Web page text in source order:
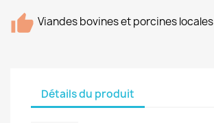
Viandes bovines et porcines locales
Détails du produit